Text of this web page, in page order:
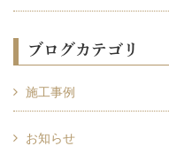
ブログカテゴリ
施工事例
お知らせ